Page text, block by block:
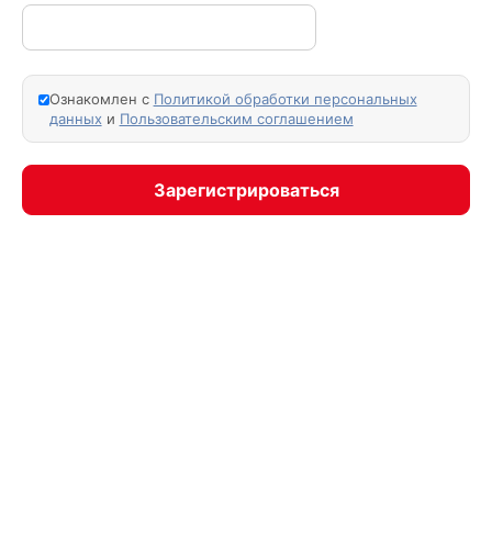
Ознакомлен с Политикой обработки персональных
данных и Пользовательским соглашением